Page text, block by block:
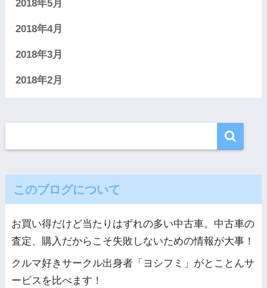
2018年5月
2018年4月
2018年3月
2018年2月
このブログについて
お買い得だけど当たりはずれの多い中古車。中古車の
査定、購入だからこそ失敗しないための情報が大事！
クルマ好きサークル出身者「ヨシフミ」がとことんサ
ービスを比べます！